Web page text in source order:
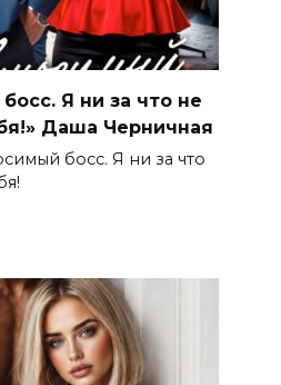
Я ни за что не
Даша Черничная
босс. Я ни за что